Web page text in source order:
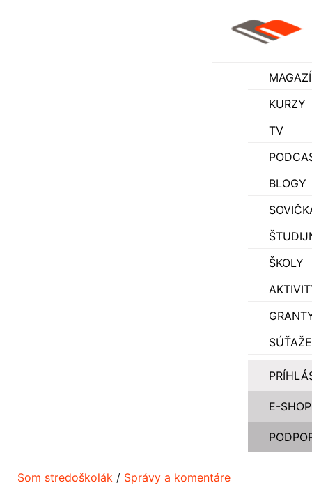
KURZY
TV
BLOGY
ŠKOLY
SÚŤAŽE
E-SHOP
Som stredoškolák / Správy a komentáre